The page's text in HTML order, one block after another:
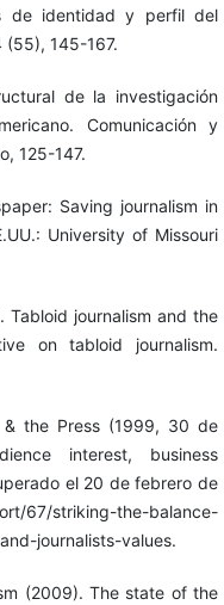
de identidad y perfil del
(55), 145-167.
de la investigación
Comunicación y
125-147.
Saving journalism in
University of Missouri
Tabloid journalism and the
on tabloid journalism.
& the Press (1999, 30 de
interest, business
el 20 de febrero de
67/striking-the-balance-
journalists-values.
(2009). The state of the